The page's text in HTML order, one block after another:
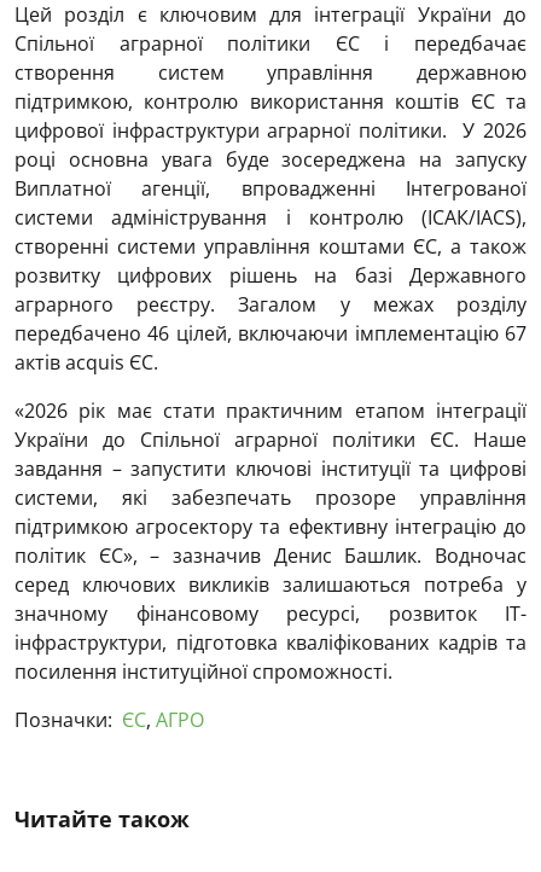
Цей розділ є ключовим для інтеграції України до
Спільної аграрної політики ЄС і передбачає
створення систем управління державною
підтримкою, контролю використання коштів ЄС та
цифрової інфраструктури аграрної політики. У 2026
році основна увага буде зосереджена на запуску
Виплатної агенції, впровадженні Інтегрованої
системи адміністрування і контролю (ІСАК/IACS),
створенні системи управління коштами ЄС, а також
розвитку цифрових рішень на базі Державного
аграрного реєстру. Загалом у межах розділу
передбачено 46 цілей, включаючи імплементацію 67
актів acquis ЄС.
«2026 рік має стати практичним етапом інтеграції
України до Спільної аграрної політики ЄС. Наше
завдання – запустити ключові інституції та цифрові
системи, які забезпечать прозоре управління
підтримкою агросектору та ефективну інтеграцію до
політик ЄС», – зазначив Денис Башлик. Водночас
серед ключових викликів залишаються потреба у
значному фінансовому ресурсі, розвиток ІТ-
інфраструктури, підготовка кваліфікованих кадрів та
посилення інституційної спроможності.
Позначки: ЄС, АГРО
Читайте також